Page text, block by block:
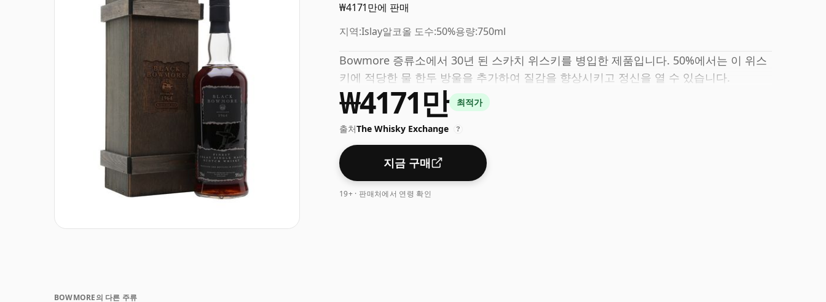
₩4171만에 판매
지역:Islay알코올 도수:50%용량:750ml
Bowmore 증류소에서 30년 된 스카치 위스키를 병입한 제품입니다. 50%에서는 이 위스
키에 적당한 물 한두 방울을 추가하여 질감을 향상시키고 정신을 열 수 있습니다.
₩4171만 최적가
출처The Whisky Exchange ?
지금 구매
19+ · 판매처에서 연령 확인
BOWMORE의 다른 주류